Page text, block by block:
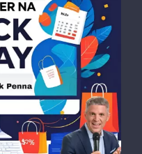
5 Dicas para